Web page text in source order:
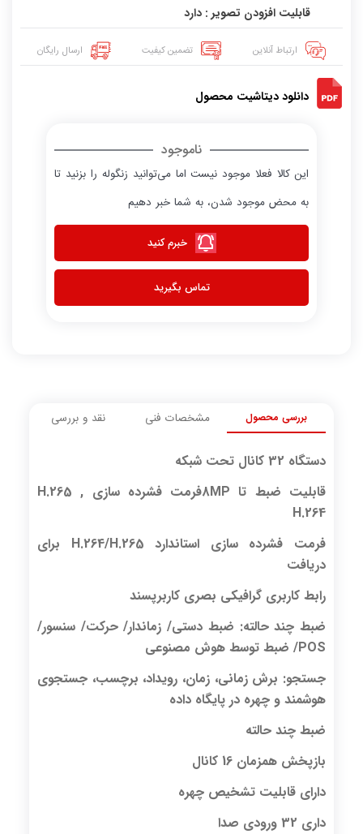
قابلیت افزودن تصویر : دارد
ارتباط آنلاین تضمین کیفیت ارسال رایگان
دانلود دیتاشیت محصول
ناموجود
این کالا فعلا موجود نیست اما می‌توانید زنگوله را بزنید تا
به محض موجود شدن، به شما خبر دهیم
خبرم کنید
تماس بگیرید
بررسی محصول مشخصات فنی نقد و بررسی
دستگاه 32 کانال تحت شبکه
قابلیت ضبط تا 8MP
فرمت فشرده سازی H.265 ,
H.264
فرمت فشرده سازی استاندارد H.264/H.265 برای
دریافت
رابط کاربری گرافیکی بصری کاربرپسند
ضبط چند حالته: ضبط دستی/ زماندار/ حرکت/ سنسور/
POS/ ضبط توسط هوش مصنوعی
جستجو: برش زمانی، زمان، رویداد، برچسب، جستجوی
هوشمند و چهره در پایگاه داده
ضبط چند حالته
بازپخش همزمان 16 کانال
دارای قابلیت تشخیص چهره
داری 32 ورودی صدا